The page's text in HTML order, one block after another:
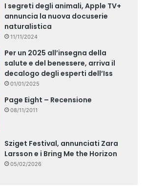
I segreti degli animali, Apple TV+
annuncia la nuova docuserie
naturalistica
11/11/2024
Per un 2025 all’insegna della
salute e del benessere, arriva il
decalogo degli esperti dell’Iss
01/01/2025
Page Eight – Recensione
08/11/2011
Sziget Festival, annunciati Zara
Larsson e i Bring Me the Horizon
05/02/2026